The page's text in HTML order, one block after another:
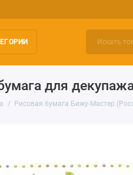
для
Рисовая бумага Бижу-Мастер